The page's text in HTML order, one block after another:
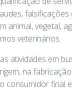
animal, vegetal,
veterinários.
atividades em
na
consumidor final